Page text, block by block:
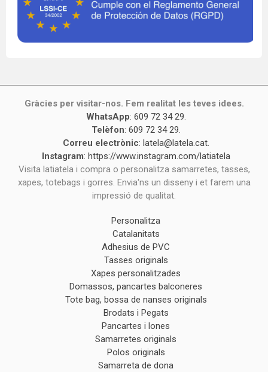
Gràcies per visitar-nos. Fem realitat les teves idees.
WhatsApp: 609 72 34 29.
Telèfon: 609 72 34 29.
Correu electrònic: latela@latela.cat.
Instagram: https://www.instagram.com/latiatela
Visita latiatela i compra o personalitza samarretes, tasses,
xapes, totebags i gorres. Envia'ns un disseny i et farem una
impressió de qualitat.
Personalitza
Catalanitats
Adhesius de PVC
Tasses originals
Xapes personalitzades
Domassos, pancartes balconeres
Tote bag, bossa de nanses originals
Brodats i Pegats
Pancartes i lones
Samarretes originals
Polos originals
Samarreta de dona